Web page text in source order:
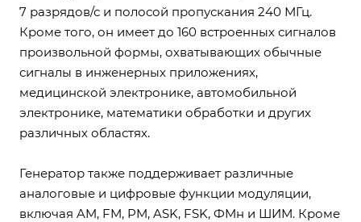
7 разрядов/с и полосой пропускания 240 МГц.
Кроме того, он имеет до 160 встроенных сигналов
произвольной формы, охватывающих обычные
сигналы в инженерных приложениях,
медицинской электронике, автомобильной
электронике, математики обработки и других
различных областях.
Генератор также поддерживает различные
аналоговые и цифровые функции модуляции,
включая AM, FM, PM, ASK, FSK, ФМн и ШИМ. Кроме